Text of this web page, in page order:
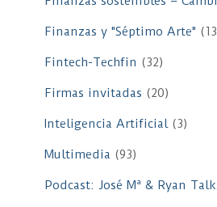
Finanzas y "Séptimo Arte"
Fintech-Techfin (32)
Firmas invitadas (20)
Inteligencia Artificial(3)
Multimedia (93)
Podcast: José Mª & Ryan